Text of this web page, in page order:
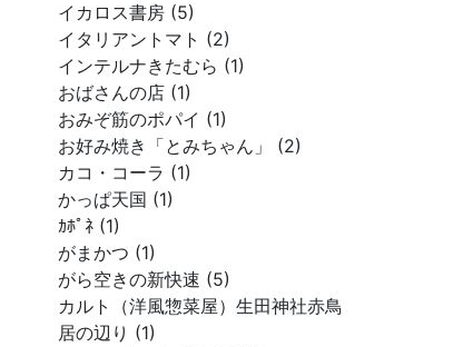
イカロス書房 (5)
イタリアントマト (2)
インテルナきたむら (1)
おばさんの店 (1)
おみぞ筋のポパイ (1)
お好み焼き「とみちゃん」 (2)
カコ・コーラ (1)
かっぱ天国 (1)
ｶﾎﾟﾈ (1)
がまかつ (1)
がら空きの新快速 (5)
カルト（洋風惣菜屋）生田神社赤鳥
居の辺り (1)